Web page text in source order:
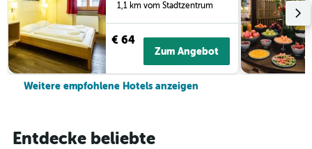
1,1 km vom Stadtzentrum
€ 64
Zum Angebot
Weitere empfohlene Hotels anzeigen
Entdecke beliebte